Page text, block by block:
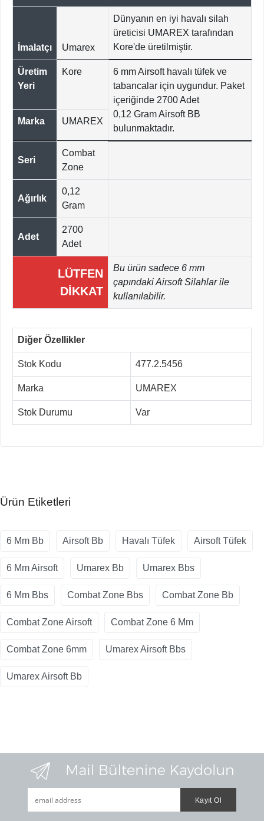
İmalatçı Umarex
Dünyanın en iyi havalı silah
üreticisi UMAREX tarafından
Kore'de üretilmiştir.
Üretim
Yeri
Kore
6 mm Airsoft havalı tüfek ve
tabancalar için uygundur. Paket
içeriğinde 2700 Adet
0,12 Gram Airsoft BB
bulunmaktadır.
Marka UMAREX
Seri
Combat
Zone
Ağırlık
0,12
Gram
Adet
2700
Adet
LÜTFEN
DİKKAT
Bu ürün sadece 6 mm
çapındaki Airsoft Silahlar ile
kullanılabilir.
Diğer Özellikler
Stok Kodu 477.2.5456
Marka UMAREX
Stok Durumu Var
Ürün Etiketleri
6 Mm Bb Airsoft Bb Havalı Tüfek Airsoft Tüfek
6 Mm Airsoft Umarex Bb Umarex Bbs
6 Mm Bbs Combat Zone Bbs Combat Zone Bb
Combat Zone Airsoft Combat Zone 6 Mm
Combat Zone 6mm Umarex Airsoft Bbs
Umarex Airsoft Bb